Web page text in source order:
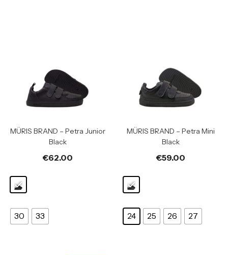
MÜRIS BRAND – Petra Junior
Black
€62.00
30 33
MÜRIS BRAND – Petra Mini
Black
€59.00
24 25 26 27